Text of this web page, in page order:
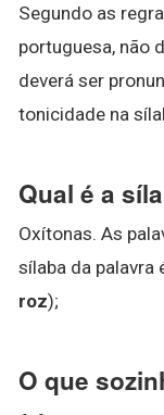
Segundo as
portuguesa, não
deverá ser
tonicidade na
Qual é a
Oxítonas. As
sílaba da palavra
roz);
O que